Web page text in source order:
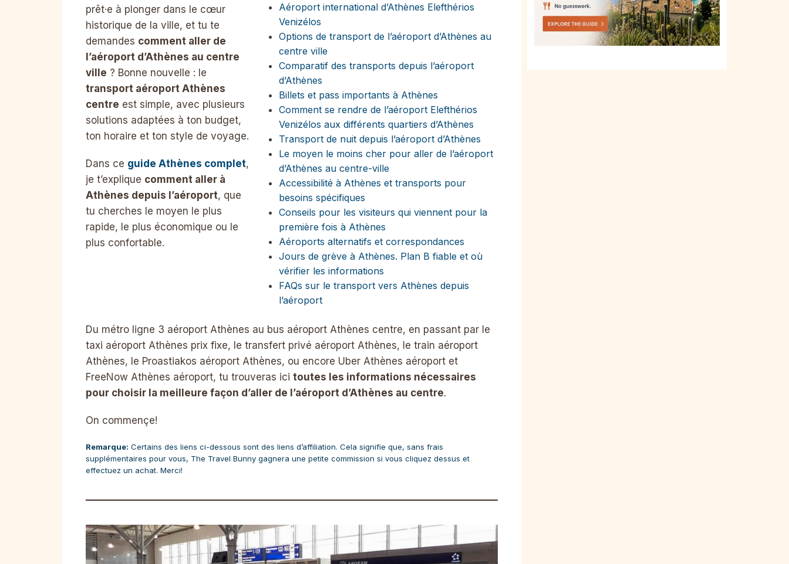
prêt·e à plonger dans le cœur
historique de la ville, et tu te
demandes comment aller de
l’aéroport d’Athènes au centre
ville ? Bonne nouvelle : le
transport aéroport Athènes
centre est simple, avec plusieurs
solutions adaptées à ton budget,
ton horaire et ton style de voyage.
Dans ce guide Athènes complet,
je t’explique comment aller à
Athènes depuis l’aéroport, que
tu cherches le moyen le plus
rapide, le plus économique ou le
plus confortable.
Aéroport international d’Athènes Elefthérios
Venizélos
Options de transport de l’aéroport d’Athènes au
centre ville
Comparatif des transports depuis l’aéroport
d’Athènes
Billets et pass importants à Athènes
Comment se rendre de l’aéroport Elefthérios
Venizélos aux différents quartiers d’Athènes
Transport de nuit depuis l’aéroport d’Athènes
Le moyen le moins cher pour aller de l’aéroport
d’Athènes au centre-ville
Accessibilité à Athènes et transports pour
besoins spécifiques
Conseils pour les visiteurs qui viennent pour la
première fois à Athènes
Aéroports alternatifs et correspondances
Jours de grève à Athènes. Plan B fiable et où
vérifier les informations
FAQs sur le transport vers Athènes depuis
l’aéroport
Du métro ligne 3 aéroport Athènes au bus aéroport Athènes centre, en passant par le
taxi aéroport Athènes prix fixe, le transfert privé aéroport Athènes, le train aéroport
Athènes, le Proastiakos aéroport Athènes, ou encore Uber Athènes aéroport et
FreeNow Athènes aéroport, tu trouveras ici toutes les informations nécessaires
pour choisir la meilleure façon d’aller de l’aéroport d’Athènes au centre.
On commençe!
Remarque: Certains des liens ci-dessous sont des liens d’affiliation. Cela signifie que, sans frais
supplémentaires pour vous, The Travel Bunny gagnera une petite commission si vous cliquez dessus et
effectuez un achat. Merci!